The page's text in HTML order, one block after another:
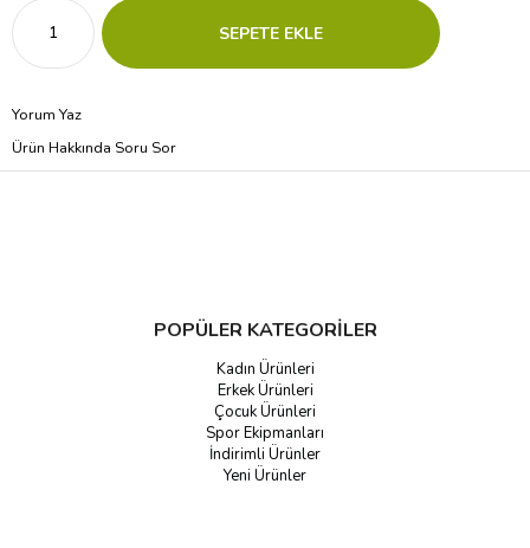
Yorum Yaz
Ürün Hakkında Soru Sor
POPÜLER KATEGORİLER
Kadın Ürünleri
Erkek Ürünleri
Çocuk Ürünleri
Spor Ekipmanları
İndirimli Ürünler
Yeni Ürünler